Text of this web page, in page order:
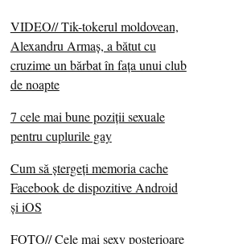
VIDEO// Tik-tokerul moldovean,
Alexandru Armaș, a bătut cu
cruzime un bărbat în fața unui club
de noapte
7 cele mai bune poziții sexuale
pentru cuplurile gay
Cum să ștergeți memoria cache
Facebook de dispozitive Android
și iOS
FOTO// Cele mai sexy posterioare